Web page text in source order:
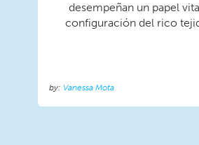
desempeñan un papel
configuración del rico
Vanessa Mota